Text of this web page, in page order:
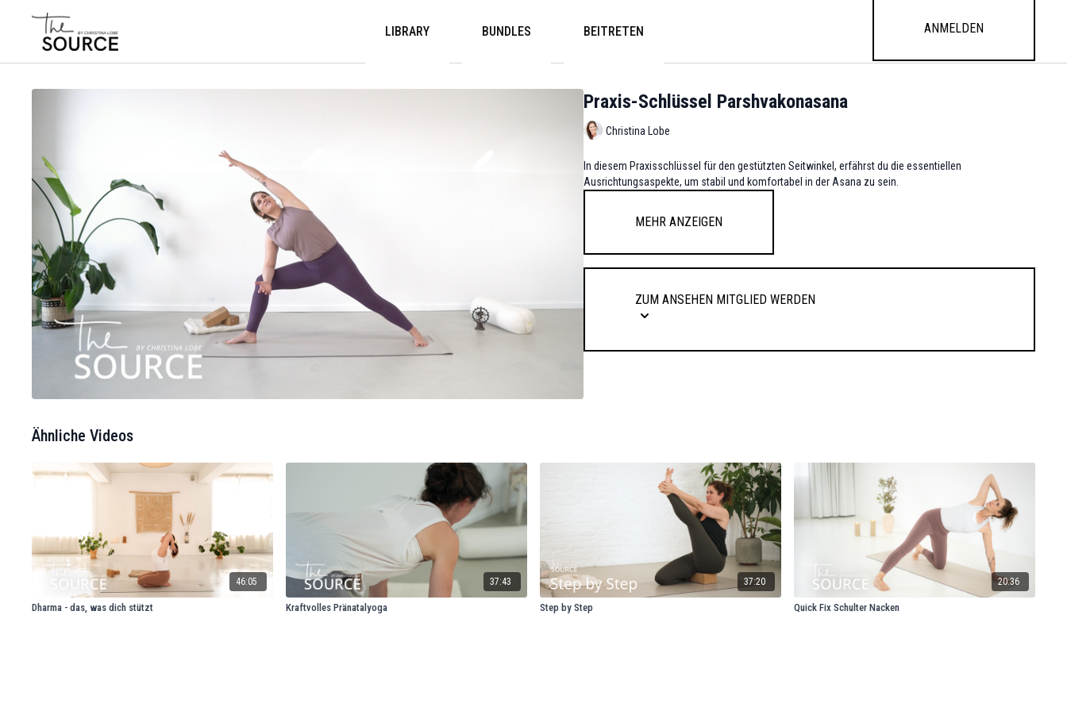
LIBRARY BUNDLES BEITRETEN Anmelden
Praxis-Schlüssel Parshvakonasana
Christina Lobe
In diesem Praxisschlüssel für den gestützten Seitwinkel, erfährst du die essentiellen
Ausrichtungsaspekte, um stabil und komfortabel in der Asana zu sein.
Mehr anzeigen
Zum Ansehen Mitglied werden
Ähnliche Videos
46:05
Dharma - das, was dich stützt
37:43
Kraftvolles Pränatalyoga
37:20
Step by Step
20:36
Quick Fix Schulter Nacken